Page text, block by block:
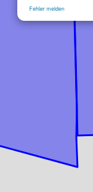
Fehler melden